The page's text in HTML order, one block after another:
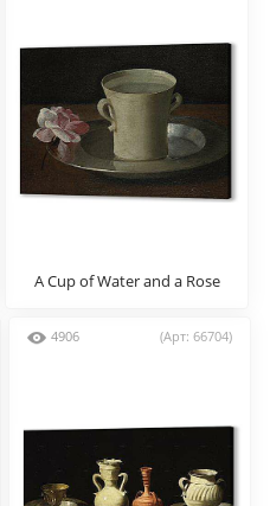
A Cup of Water and a Rose
4906 (Арт: 66704)